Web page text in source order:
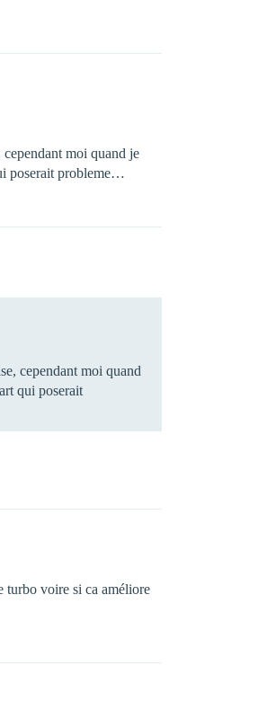
cependant moi quand je
poserait probleme…
cependant moi quand
qui poserait
turbo voire si ca améliore